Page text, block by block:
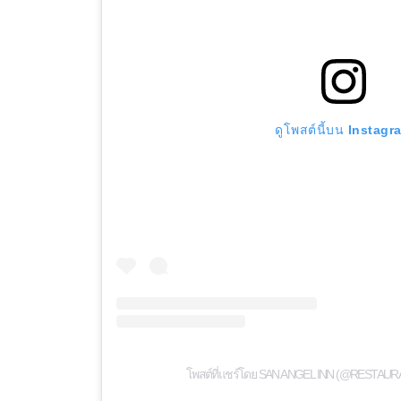
ดูโพสต์นี้บน
โพสต์ที่แชร์โดย SAN ANGEL INN